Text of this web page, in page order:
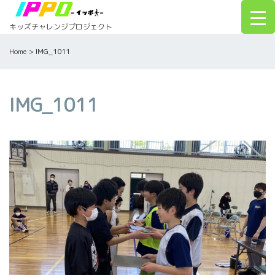
Skip
キッズチャレンジプロジェクト
Home > IMG_1011
IMG_1011